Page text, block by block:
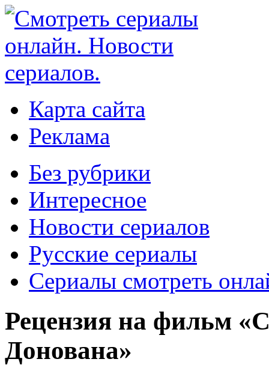
Карта сайта
Реклама
Без рубрики
Интересное
Новости сериалов
Русские сериалы
Сериалы смотреть
Рецензия на фильм
Донована»